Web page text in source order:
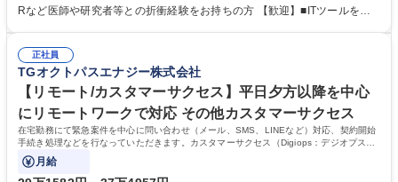
ォーム上で可能な解析手法を提案 ■オンボーディング：ツールの操作説明
療現場のDX化を推進するやりがいがあります。【業務内容の変更範囲】
当社の指定する業務 募集職種 【カスタマーサクセス】リモートメイン/医
療データ解析システム/完全週休2日
Rなど医師や研究者等との折衝経験をお持ちの方 【歓迎】■ITツールを用
ート体制を構築しています。 【採用背景】導入先が急増しており、専任の
カスタマーサクセス組織を強化するための増員採用です。営業担当からの
丁寧なOJTがあり、医療データ解析の専門知識をキャッチアップできる環
境です。社会貢献性の高い分野で専門性を磨きたい方を歓迎します。 学
歴・資格 学歴：大学院 大学 高専 短大 専修学校 高校 語学力： 資格：
正社員
TGオクトパスエナジー株式会社
【リモート/カスタマーサクセス】平日夕方以降を中心
にリモートワークで対応 その他カスタマーサクセス
在宅勤務にて緊急案件を中心に問い合わせ（メール、SMS、LINEなど）対応、契約開始
手続き処理などを行なっていただきます。カスタマーサクセス（Digiops：デジオプス）
と運用構築の業務となります。
月給